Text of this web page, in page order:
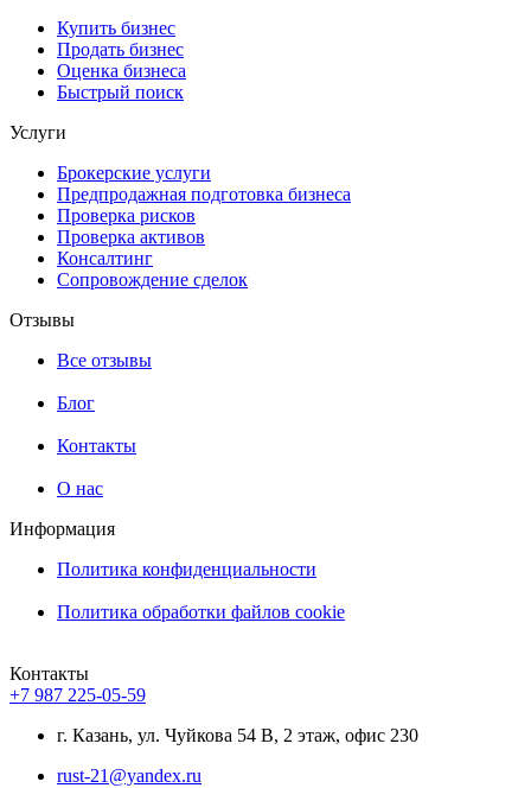
Купить бизнес
Продать бизнес
Оценка бизнеса
Быстрый поиск
Услуги
Брокерские услуги
Предпродажная подготовка бизнеса
Проверка рисков
Проверка активов
Консалтинг
Сопровождение сделок
Отзывы
Все отзывы
Блог
Контакты
О нас
Информация
Политика конфиденциальности
Политика обработки файлов cookie
Контакты
+7 987 225-05-59
г. Казань, ул. Чуйкова 54 В, 2 этаж, офис 230
rust-21@yandex.ru